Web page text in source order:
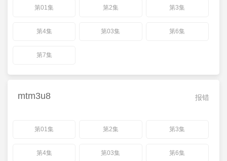
第01集 第2集 第3集
第4集 第03集 第6集
第7集
报错
mtm3u8
第01集 第2集 第3集
第4集 第03集 第6集